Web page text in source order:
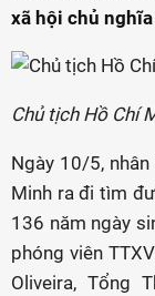
xã hội chủ
Chủ tịch Hồ Chí
Ngày 10/5,
Minh ra đi tìm
136 năm ngày
phóng viên
Oliveira, Tổng